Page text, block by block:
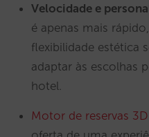
Velocidade e
é apenas mais
flexibilidade estética
adaptar às escolhas
hotel.
Motor de reservas